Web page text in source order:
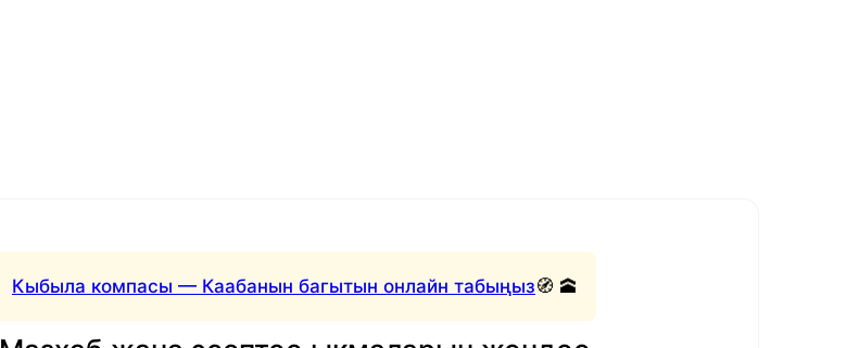
Кыбыла компасы — Каабанын багытын онлайн табыңыз🧭 🕋